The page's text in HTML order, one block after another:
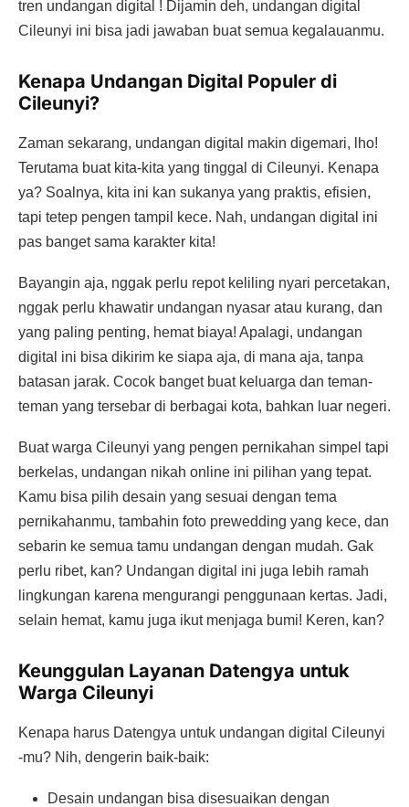
tren undangan digital ! Dijamin deh, undangan digital
Cileunyi ini bisa jadi jawaban buat semua kegalauanmu.
Kenapa Undangan Digital Populer di
Cileunyi?
Zaman sekarang, undangan digital makin digemari, lho!
Terutama buat kita-kita yang tinggal di Cileunyi. Kenapa
ya? Soalnya, kita ini kan sukanya yang praktis, efisien,
tapi tetep pengen tampil kece. Nah, undangan digital ini
pas banget sama karakter kita!
Bayangin aja, nggak perlu repot keliling nyari percetakan,
nggak perlu khawatir undangan nyasar atau kurang, dan
yang paling penting, hemat biaya! Apalagi, undangan
digital ini bisa dikirim ke siapa aja, di mana aja, tanpa
batasan jarak. Cocok banget buat keluarga dan teman-
teman yang tersebar di berbagai kota, bahkan luar negeri.
Buat warga Cileunyi yang pengen pernikahan simpel tapi
berkelas, undangan nikah online ini pilihan yang tepat.
Kamu bisa pilih desain yang sesuai dengan tema
pernikahanmu, tambahin foto prewedding yang kece, dan
sebarin ke semua tamu undangan dengan mudah. Gak
perlu ribet, kan? Undangan digital ini juga lebih ramah
lingkungan karena mengurangi penggunaan kertas. Jadi,
selain hemat, kamu juga ikut menjaga bumi! Keren, kan?
Keunggulan Layanan Datengya untuk
Warga Cileunyi
Kenapa harus Datengya untuk undangan digital Cileunyi
-mu? Nih, dengerin baik-baik:
Desain undangan bisa disesuaikan dengan